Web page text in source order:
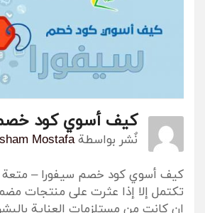
كيف أسوي كود
نٌشر بواسطةMostafa
كيف أسوي كود خصم سيفورا – متعة
تكتمل إلا إذا عثرت على منتجات
إن كانت من مستلزمات العناية